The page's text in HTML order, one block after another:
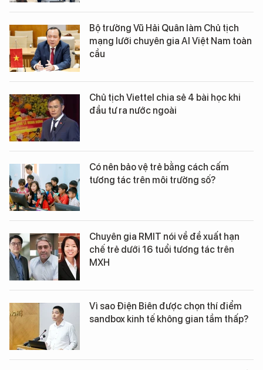
Bộ trưởng Vũ Hải Quân làm Chủ tịch
mạng lưới chuyên gia AI Việt Nam toàn
cầu
Chủ tịch Viettel chia sẻ 4 bài học khi
đầu tư ra nước ngoài
Có nên bảo vệ trẻ bằng cách cấm
tương tác trên môi trường số?
Chuyên gia RMIT nói về đề xuất hạn
chế trẻ dưới 16 tuổi tương tác trên
MXH
Vì sao Điện Biên được chọn thí điểm
sandbox kinh tế không gian tầm thấp?